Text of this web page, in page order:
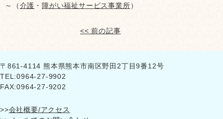
～（介護 ・ 障がい福祉サービス事業所）
<< 前の記事
〒861-4114 熊本県熊本市南区野田2丁目9番12号
TEL:0964-27-9902
FAX:0964-27-9202
>>会社概要/アクセス